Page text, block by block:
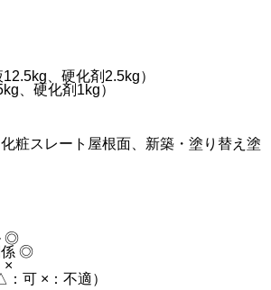
、硬化剤2.5kg）
、硬化剤1kg）
粧スレート屋根面、新築・塗り替え塗
◎
係 ◎
×
可 ×：不適）